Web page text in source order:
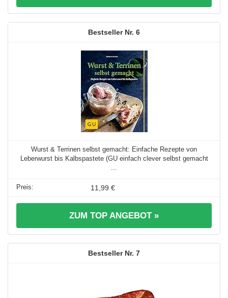
6
Wurst & Terrinen selbst gemacht: Einfache Rezepte von
Leberwurst bis Kalbspastete (GU einfach clever selbst gemacht
11,99 €
ZUM TOP ANGEBOT »
7